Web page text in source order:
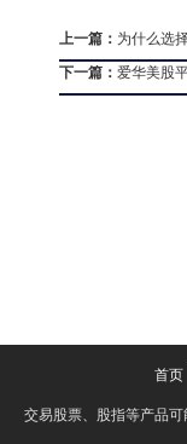
上一篇： 为什么选
下一篇： 爱华美股
首页
交易股票、股指等产品